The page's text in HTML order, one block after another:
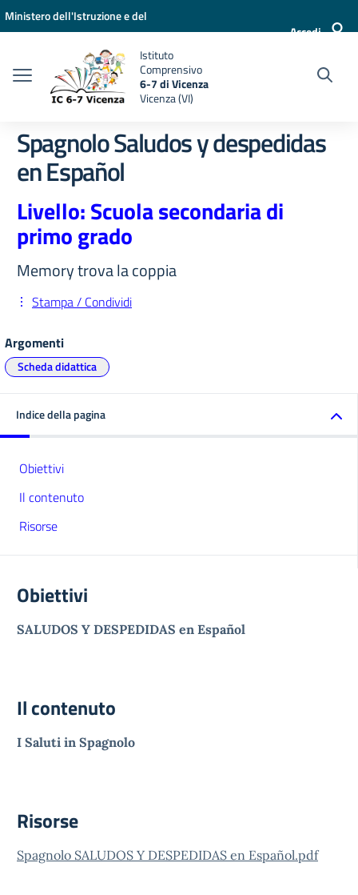
Vai ai contenuti
Vai al menu di navigazione
Vai al footer
Ministero dell'Istruzione e del
Accedi
Istituto
Comprensivo
6-7 di Vicenza
Vicenza (VI)
Spagnolo Saludos y despedidas
en Español
Livello: Scuola secondaria di
primo grado
Memory trova la coppia
Stampa / Condividi
Argomenti
Scheda didattica
Indice della pagina
Obiettivi
Il contenuto
Risorse
Obiettivi
SALUDOS Y DESPEDIDAS en Español
Il contenuto
I Saluti in Spagnolo
Risorse
Spagnolo SALUDOS Y DESPEDIDAS en Español.pdf